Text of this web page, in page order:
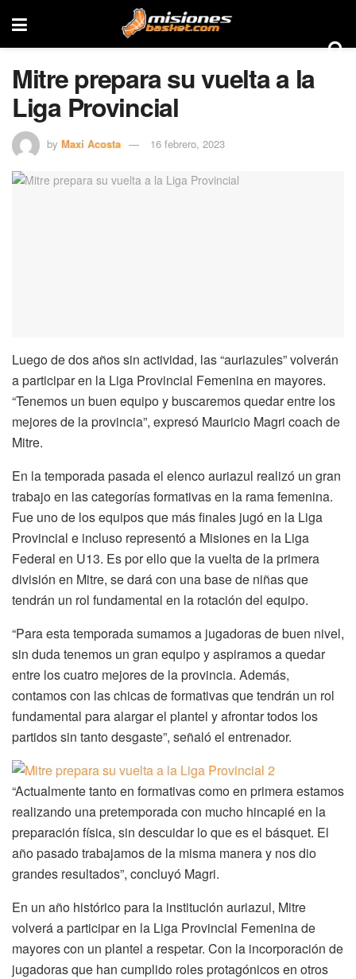
Mitre prepara su vuelta a la
Liga Provincial
by Maxi Acosta 16 febrero, 2023
Luego de dos años sin actividad, las “auriazules” volverán
a participar en la Liga Provincial Femenina en mayores.
“Tenemos un buen equipo y buscaremos quedar entre los
mejores de la provincia”, expresó Mauricio Magri coach de
Mitre.
En la temporada pasada el elenco auriazul realizó un gran
trabajo en las categorías formativas en la rama femenina.
Fue uno de los equipos que más finales jugó en la Liga
Provincial e incluso representó a Misiones en la Liga
Federal en U13. Es por ello que la vuelta de la primera
división en Mitre, se dará con una base de niñas que
tendrán un rol fundamental en la rotación del equipo.
“Para esta temporada sumamos a jugadoras de buen nivel,
sin duda tenemos un gran equipo y aspiramos a quedar
entre los cuatro mejores de la provincia. Además,
contamos con las chicas de formativas que tendrán un rol
fundamental para alargar el plantel y afrontar todos los
partidos sin tanto desgaste”, señaló el entrenador.
“Actualmente tanto en formativas como en primera estamos
realizando una pretemporada con mucho hincapié en la
preparación física, sin descuidar lo que es el básquet. El
año pasado trabajamos de la misma manera y nos dio
grandes resultados”, concluyó Magri.
En un año histórico para la institución auriazul, Mitre
volverá a participar en la Liga Provincial Femenina de
mayores con un plantel a respetar. Con la incorporación de
jugadoras que han cumplido roles protagónicos en otros